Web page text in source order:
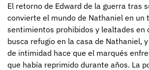
El retorno de Edward de la guerra tras
convierte el mundo de Nathaniel en un
sentimientos prohibidos y lealtades en
busca refugio en la casa de Nathaniel,
de intimidad hace que el marqués
que había reprimido durante años. La